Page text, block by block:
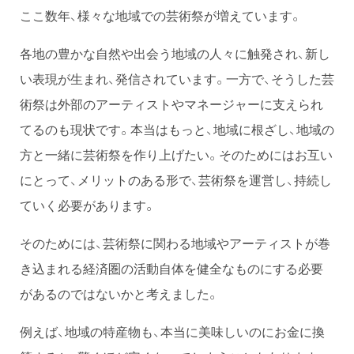
ここ数年、様々な地域での芸術祭が増えています。
各地の豊かな自然や出会う地域の人々に触発され、新し
い表現が生まれ、発信されています。一方で、そうした芸
術祭は外部のアーティストやマネージャーに支えられ
てるのも現状です。本当はもっと、地域に根ざし、地域の
方と一緒に芸術祭を作り上げたい。そのためにはお互い
にとって、メリットのある形で、芸術祭を運営し、持続し
ていく必要があります。
そのためには、芸術祭に関わる地域やアーティストが巻
き込まれる経済圏の活動自体を健全なものにする必要
があるのではないかと考えました。
例えば、地域の特産物も、本当に美味しいのにお金に換